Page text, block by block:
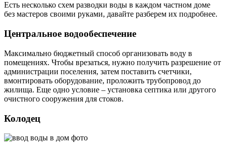
Есть несколько схем разводки воды в каждом частном доме
без мастеров своими руками, давайте разберем их подробнее.
Центральное водообеспечение
Максимально бюджетный способ организовать воду в
помещениях. Чтобы врезаться, нужно получить разрешение от
администрации поселения, затем поставить счетчики,
вмонтировать оборудование, проложить трубопровод до
жилища. Еще одно условие – установка септика или другого
очистного сооружения для стоков.
Колодец